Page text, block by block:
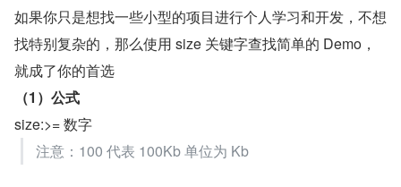
如果你只是想找一些小型的项目进行个人学习和开发，不想
找特别复杂的，那么使用 size 关键字查找简单的 Demo，
就成了你的首选
（1）公式
size:>= 数字
注意：100 代表 100Kb 单位为 Kb